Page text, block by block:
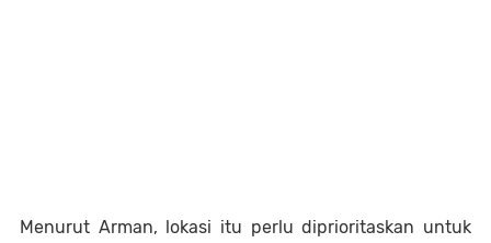
Menurut Arman, lokasi itu perlu diprioritaskan untuk